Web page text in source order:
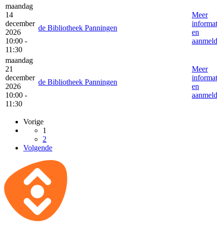
maandag
14
december
2026
10:00 -
11:30
de Bibliotheek Panningen
Meer
en
maandag
21
december
2026
10:00 -
11:30
de Bibliotheek Panningen
Meer
en
Vorige
1
2
Volgende